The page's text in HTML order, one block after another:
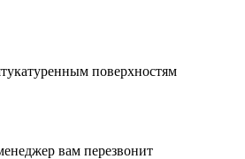
поверхностям
вам перезвонит